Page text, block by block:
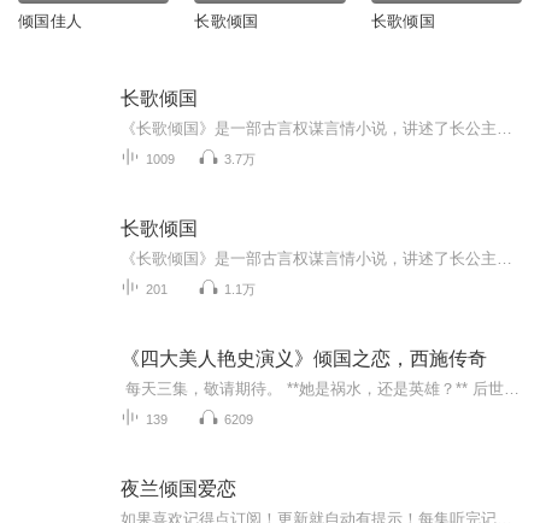
倾国佳人 长歌倾国 长歌倾国
长歌倾国
1009 3.7万
长歌倾国
201 1.1万
《四大美人艳史演义》倾国之恋，西施传奇
139 6209
夜兰倾国爱恋